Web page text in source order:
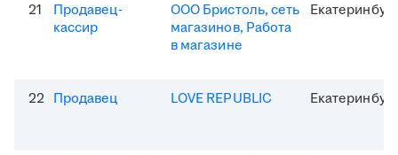
21
Продавец-
кассир
ООО Бристоль, сеть
магазинов, Работа
в магазине
22 Продавец LOVE REPUBLIC